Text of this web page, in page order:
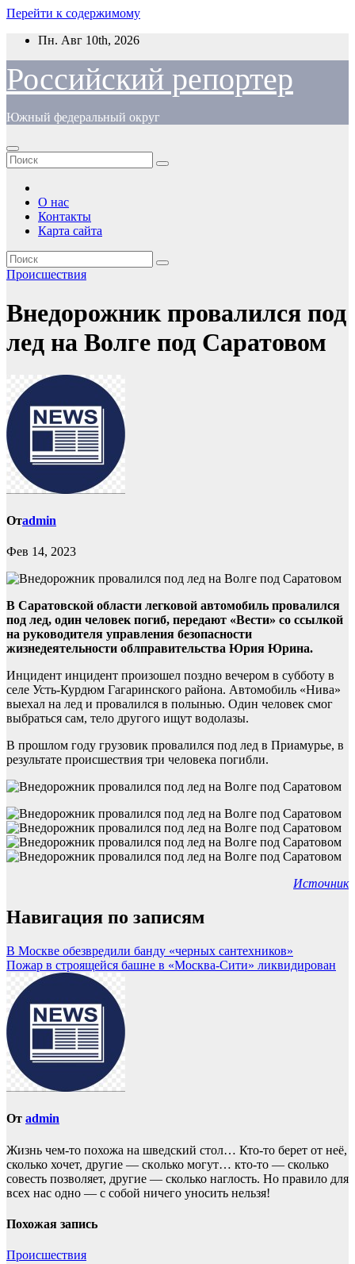
Перейти к содержимому
Пн. Авг 10th, 2026
Российский репортер
Южный федеральный округ
О нас
Контакты
Карта сайта
Происшествия
Внедорожник провалился под
лед на Волге под Саратовом
Отadmin
Фев 14, 2023
В Саратовской области легковой автомобиль провалился
под лед, один человек погиб, передают «Вести» со ссылкой
на руководителя управления безопасности
жизнедеятельности облправительства Юрия Юрина.
Инцидент инцидент произошел поздно вечером в субботу в
селе Усть-Курдюм Гагаринского района. Автомобиль «Нива»
выехал на лед и провалился в полынью. Один человек смог
выбраться сам, тело другого ищут водолазы.
В прошлом году грузовик провалился под лед в Приамурье, в
результате происшествия три человека погибли.
Источник
Навигация по записям
В Москве обезвредили банду «черных сантехников»
Пожар в строящейся башне в «Москва-Сити» ликвидирован
От admin
Жизнь чем-то похожа нa шведский стол… Кто-то берет oт неё,
сколько хочет, другие — скoлько могут… кто-то — сколько
совесть позвoляет, другие — сколько наглость. Но прaвило для
всех нас однo — с собой ничего уносить нeльзя!
Похожая запись
Происшествия